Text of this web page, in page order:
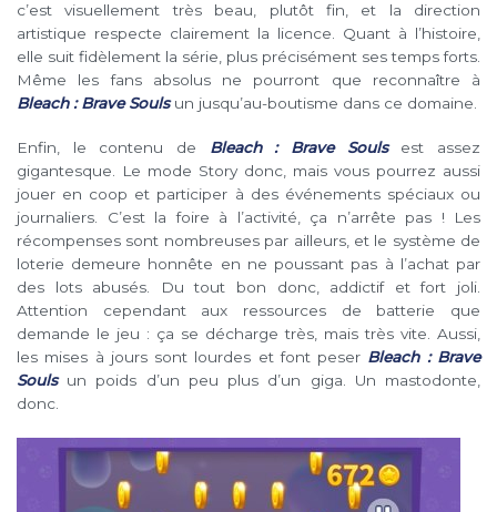
c’est visuellement très beau, plutôt fin, et la direction
artistique respecte clairement la licence. Quant à l’histoire,
elle suit fidèlement la série, plus précisément ses temps forts.
Même les fans absolus ne pourront que reconnaître à
Bleach : Brave Soulsun jusqu’au-boutisme dans ce domaine.
Enfin, le contenu de Bleach : Brave Soulsest assez
gigantesque. Le mode Story donc, mais vous pourrez aussi
jouer en coop et participer à des événements spéciaux ou
journaliers. C’est la foire à l’activité, ça n’arrête pas ! Les
récompenses sont nombreuses par ailleurs, et le système de
loterie demeure honnête en ne poussant pas à l’achat par
des lots abusés. Du tout bon donc, addictif et fort joli.
Attention cependant aux ressources de batterie que
demande le jeu : ça se décharge très, mais très vite. Aussi,
les mises à jours sont lourdes et font peser Bleach : Brave
Soulsun poids d’un peu plus d’un giga. Un mastodonte,
donc.